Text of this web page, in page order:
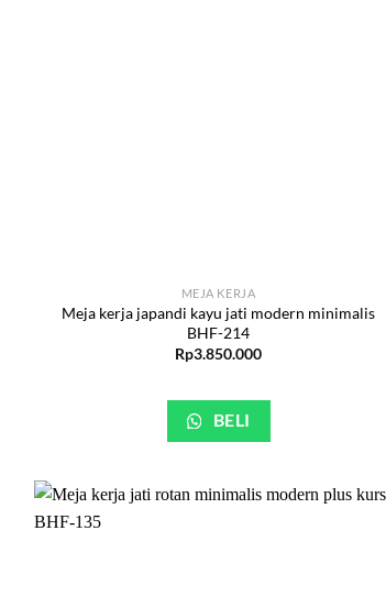
MEJA KERJA
Meja kerja japandi kayu jati modern minimalis
BHF-214
Rp3.850.000
BELI